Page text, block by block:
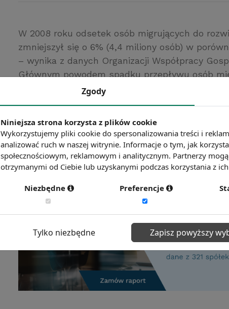
W 2008 roku odsetek osób migrujących do
zmniejszył się o 6% (4,4 miliony osób) w
– wynika z danych Organizacji Współpracy
Głównym powodem spadku przepływu osób
finansowy i pogorszenie się sytuacji na
Chcesz wiedzieć więcej?Zobacz więcej wiadomości
Zgody
Niniejsza strona korzysta z plików cookie
Wykorzystujemy pliki cookie do spersonalizowania treści i
analizować ruch w naszej witrynie. Informacje o tym, jak
społecznościowym, reklamowym i analitycznym. Partnerzy
otrzymanymi od Ciebie lub uzyskanymi podczas korzystania z ich
Niezbędne Preferencje
Tylko niezbędne Zapisz powyższy